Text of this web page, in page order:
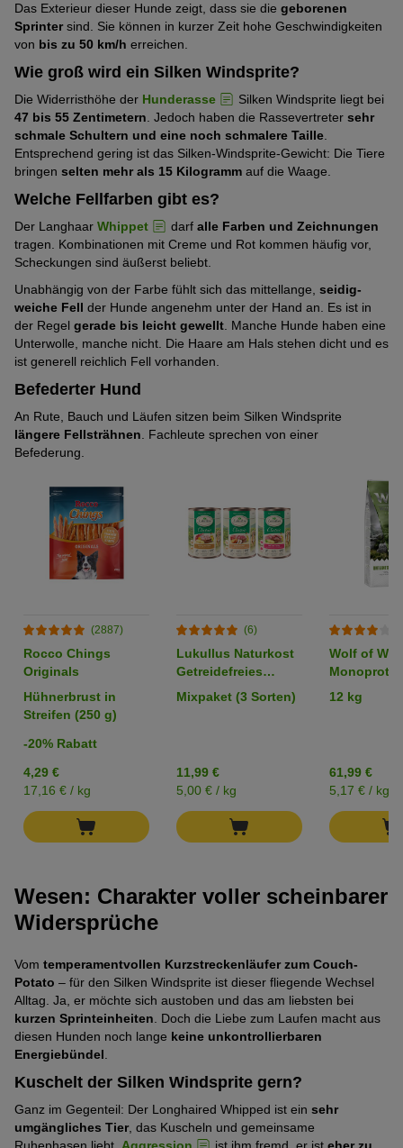
Pfoten)
von
5
ausgeprägt
(2
Pfoten)
Als Spürhund geeignet
Schwach
von
5
Pfoten)
Als Assistenzhund geeignet
ausgeprägt
(2
von
5
Pfoten)
Gehorsam
Sehr
stark
ausgeprägt
(5
5
Pfoten)
Das Exterieur dieser Hunde zeigt, dass sie die geborenen
Sprintersind. Sie können in kurzer Zeit hohe Geschwindigkeiten
von bis zu 50 km/h erreichen.
Wie groß wird ein Silken Windsprite?
Die Widerristhöhe der Hunderasse
Silken Windsprite liegt bei
47 bis 55 Zentimetern . Jedoch haben die Rassevertreter sehr
schmale Schultern und eine noch schmalere Taille
Entsprechend gering ist das Silken-Windsprite-Gewicht: Die Tiere
bringen selten mehr als 15 Kilogramm auf die Waage.
Welche Fellfarben gibt es?
Der Langhaar Whippet darf alle Farben und Zeichnungen
tragen. Kombinationen mit Creme und Rot kommen häufig vor,
Scheckungen sind äußerst beliebt.
Unabhängig von der Farbe fühlt sich das mittellange, seidig-
weiche Fell der Hunde angenehm unter der Hand an. Es ist in
der Regel gerade bis leicht gewellt . Manche Hunde haben eine
Unterwolle, manche nicht. Die Haare am Hals stehen dicht und es
ist generell reichlich Fell vorhanden.
Befederter Hund
An Rute, Bauch und Läufen sitzen beim Silken Windsprite
längere Fellsträhnen . Fachleute sprechen von einer
Befederung.
(2887)
Rocco Chings
Originals
Hühnerbrust in
Streifen (250 g)
-20% Rabatt
4,29 €
17,16 € / kg
(6)
Lukullus Naturkost
Getreidefreies
Probierpaket 6 x 400
Mixpaket (3 Sorten)
11,99 €
5,00 € / kg
Wolf of
"Untamed
12 kg
61,99 €
5,17 € / kg
Wesen: Charakter voller scheinbarer
Widersprüche
Vom temperamentvollen Kurzstreckenläufer zum Couch-
Potato – für den Silken Windsprite ist dieser fliegende Wechsel
Alltag. Ja, er möchte sich austoben und das am liebsten bei
kurzen Sprinteinheiten . Doch die Liebe zum Laufen macht aus
diesen Hunden noch lange keine unkontrollierbaren
Energiebündel
Kuschelt der Silken Windsprite gern?
Ganz im Gegenteil: Der Longhaired Whipped ist ein sehr
umgängliches Tier, das Kuscheln und gemeinsame
Ruhephasen liebt. Aggression ist ihm fremd, er ist eher zu